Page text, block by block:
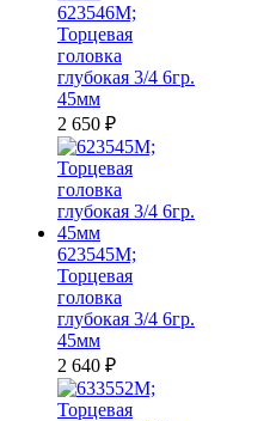
623546M;
Торцевая
головка
глубокая 3/4 6гр.
45мм
2 650 ₽
623545M;
Торцевая
головка
глубокая 3/4 6гр.
45мм
2 640 ₽